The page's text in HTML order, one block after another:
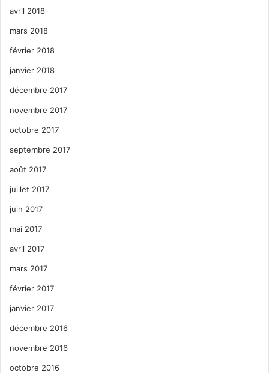
avril 2018
mars 2018
février 2018
janvier 2018
décembre 2017
novembre 2017
octobre 2017
septembre 2017
août 2017
juillet 2017
juin 2017
mai 2017
avril 2017
mars 2017
février 2017
janvier 2017
décembre 2016
novembre 2016
octobre 2016